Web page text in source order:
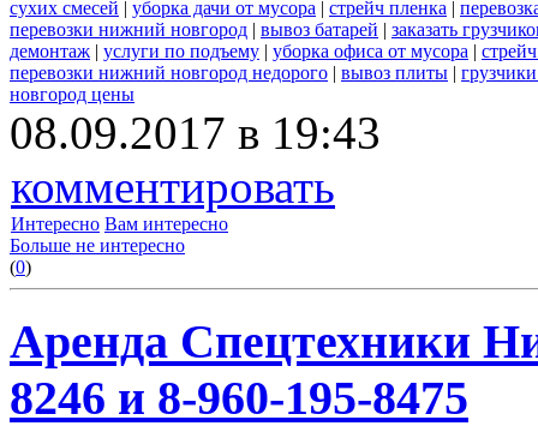
сухих смесей | уборка дачи от мусора | стрейч пленка |
перевозки нижний новгород | вывоз батарей | заказать
демонтаж | услуги по подъему | уборка офиса от мусора |
перевозки нижний новгород недорого | вывоз плиты |
новгород цены
08.09.2017 в 19:43
комментировать
Интересно Вам интересно
Больше не интересно
(0)
Аренда Спецтехники
8246 и 8-960-195-8475